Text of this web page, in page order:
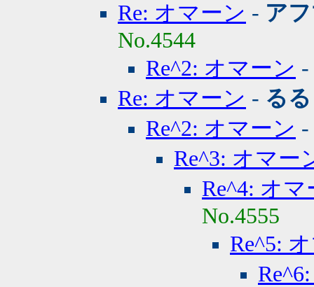
Re: オマーン - ア
No.4544
Re^2: オマーン -
Re: オマーン - るる
Re^2: オマーン -
Re^3: オマー
Re^4: オマ
No.4555
Re^5: